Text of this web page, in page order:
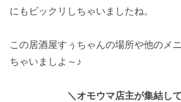
にもビックリしちゃいましたね。
この居酒屋すぅちゃんの場所や他のメ
ちゃいましよ～♪
＼オモウマ店主が集結し